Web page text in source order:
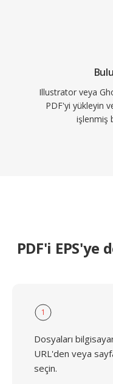
Illustrator veya
PDF'yi yükleyin
işlenmiş
PDF'i
1
Dosyaları
URL'den veya
seçin.